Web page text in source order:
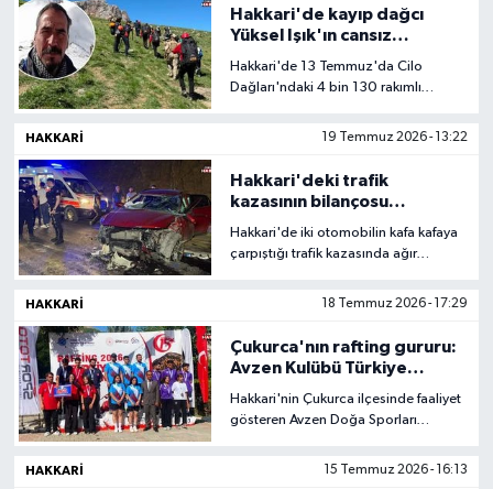
Hakkari'de kayıp dağcı
Yüksel Işık'ın cansız
Hakkari'de 13 Temmuz'da Cilo
Dağları'ndaki 4 bin 130 rakımlı
sırada kaybolan 61 yaşındaki Bursalı
çalışmalarının yedinci gününde ölü
bulundu.
HAKKARI 19 Temmuz 2026 - 13:22
Hakkari'deki trafik
kazasının bilançosu
Hakkari'de iki otomobilin kafa kafaya
çarpıştığı trafik kazasında ağır
Ertunç, kaldırıldığı hastanede
rağmen yaşamını yitirdi.
HAKKARI 18 Temmuz 2026 - 17:29
Çukurca'nın rafting gururu:
Avzen Kulübü Türkiye
Hakkari'nin Çukurca ilçesinde faaliyet
gösteren Avzen Doğa Sporları
düzenlenen Türkiye Kano
HAKKARI 15 Temmuz 2026 - 16:13
Siyaset
Son Dakika
Teknoloji
Yaşam